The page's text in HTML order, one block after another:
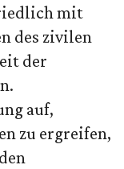
mit
des zivilen
der
auf,
zu ergreifen,